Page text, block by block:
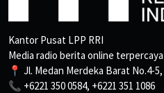
Kantor Pusat LPP RRI
Media radio berita online terpercaya
📍 Jl. Medan Merdeka Barat No.4-
📞 +6221 350 0584, +6221 351 1086